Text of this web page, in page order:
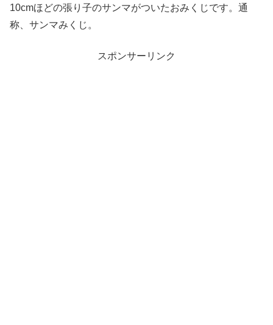
10cmほどの張り子のサンマがついたおみくじです。通
称、サンマみくじ。
スポンサーリンク